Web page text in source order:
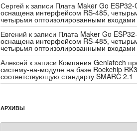
Сергей к записи Плата Maker Go ESP32-
оснащена интерфейсом RS-485,
четырьмя оптоизолированными входами
Евгений к записи Плата Maker Go
оснащена интерфейсом RS-485,
четырьмя оптоизолированными входами
Алексей к записи Компания Geniatech
систему-на-модуле на базе Rockchip
соответствующую стандарту SMARC 2.1
АРХИВЫ
Архивы